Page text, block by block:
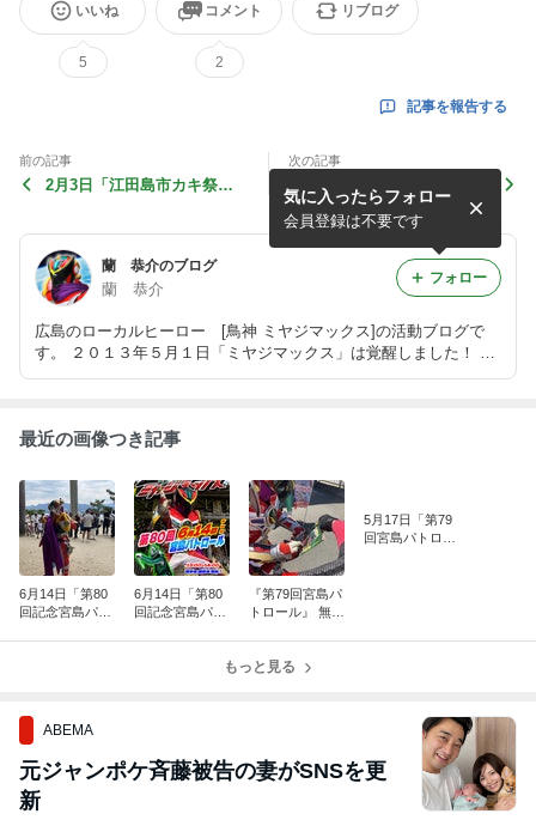
いいね
5
コメント
2
リブログ
記事を報告する
前の記事
2月3日「江田島市カキ祭」
次の記事
1月16日「公認 廿日市自動車
学校 交通安全ロケ」に行っ
てきました。^^
蘭 恭介のブログ
蘭 恭介
広島のローカルヒーロー [鳥神 ミヤジマックス]の活動ブログで
す。 ２０１３年５月１日「ミヤジマックス」は覚醒しました！ こ
れからも応援よろしく！!
気に入ったらフォロー
会員登録は不要です
フォロー
最近の画像つき記事
6月14日「第80
回記念宮島パト
6月14日「第80
回記念宮島パト
『第79回宮島パ
トロール』 無事
5月17日「第79
回宮島パトロー
もっと見る
ABEMA
元ジャンポケ斉藤被告の妻がSNSを更
新